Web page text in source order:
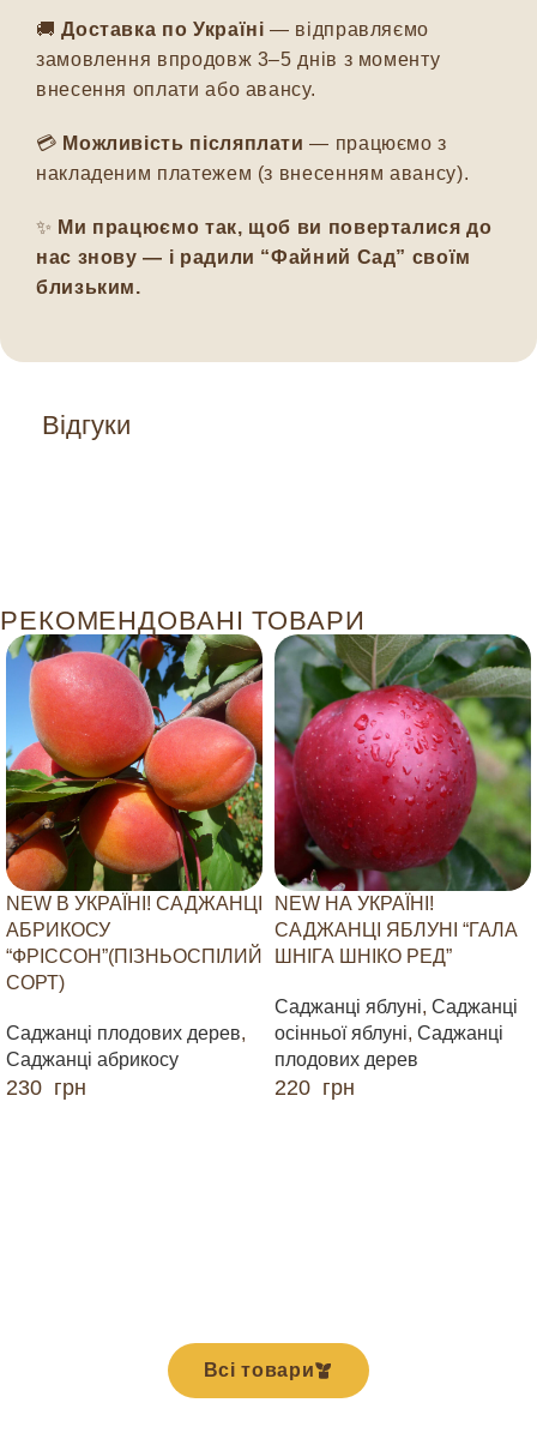
Відгуки
🚚Доставка по Україні — відправляємо
замовлення впродовж 3–5 днів з моменту
внесення оплати або авансу.
💳 Можливість післяплати — працюємо з
накладеним платежем (з внесенням авансу).
✨ Ми працюємо так, щоб ви поверталися до
нас знову — і радили “Файний Сад” своїм
близьким.
РЕКОМЕНДОВАНІ ТОВАРИ
NEW В УКРАЇНІ! САДЖАНЦІ
АБРИКОСУ
“ФРІССОН”(ПІЗНЬОСПІЛИЙ
СОРТ)
Саджанці плодових дерев,
Саджанці абрикосу
230 грн
NEW НА УКРАЇНІ!
САДЖАНЦІ ЯБЛУНІ “ГАЛА
ШНІГА ШНІКО РЕД”
Саджанці яблуні, Саджанці
осінньої яблуні, Саджанці
плодових дерев
220 грн
Всі товари